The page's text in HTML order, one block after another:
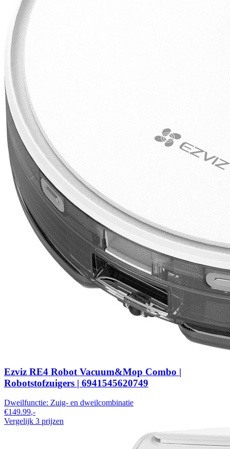
Ezviz RE4 Robot Vacuum&Mop Combo |
Robotstofzuigers | 6941545620749
Dweilfunctie: Zuig- en dweilcombinatie​
€149.99,-
Vergelijk 3 prijzen